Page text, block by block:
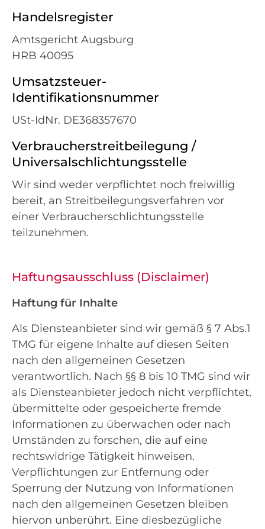
Handelsregister
Amtsgericht Augsburg
HRB 40095
Umsatzsteuer-
Identifikationsnummer
USt-IdNr. DE368357670
Verbraucherstreitbeilegung /
Universalschlichtungsstelle
Wir sind weder verpflichtet noch freiwillig
bereit, an Streitbeilegungsverfahren vor
einer Verbraucherschlichtungsstelle
teilzunehmen.
Haftungsausschluss (Disclaimer)
Haftung für Inhalte
Als Diensteanbieter sind wir gemäß § 7 Abs.1
TMG für eigene Inhalte auf diesen Seiten
nach den allgemeinen Gesetzen
verantwortlich. Nach §§ 8 bis 10 TMG sind wir
als Diensteanbieter jedoch nicht verpflichtet,
übermittelte oder gespeicherte fremde
Informationen zu überwachen oder nach
Umständen zu forschen, die auf eine
rechtswidrige Tätigkeit hinweisen.
Verpflichtungen zur Entfernung oder
Sperrung der Nutzung von Informationen
nach den allgemeinen Gesetzen bleiben
hiervon unberührt. Eine diesbezügliche